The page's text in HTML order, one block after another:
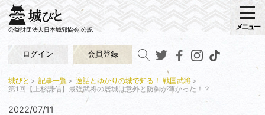
公益財団法人日本城郭協会 公認
ログイン 会員登録
メニュー
城びと 記事一覧
逸話とゆかりの城で知る！ 戦国武将
第1回【上杉謙信】最強武将の居城は意外と防御が薄かった！？
2022/07/11